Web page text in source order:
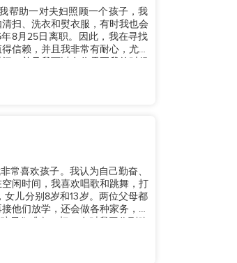
帮助一对夫妇照顾一个孩子，我
扫、洗衣和熨衣服，有时我也会
8月25日离职。因此，我在寻找
信赖，并且我非常有耐心，尤其
常喜欢孩子。我认为自己勤奋、
闲时间，我喜欢唱歌和跳舞，打
儿分别8岁和13岁。两位父母都
他们放学，还会做各种家务，比